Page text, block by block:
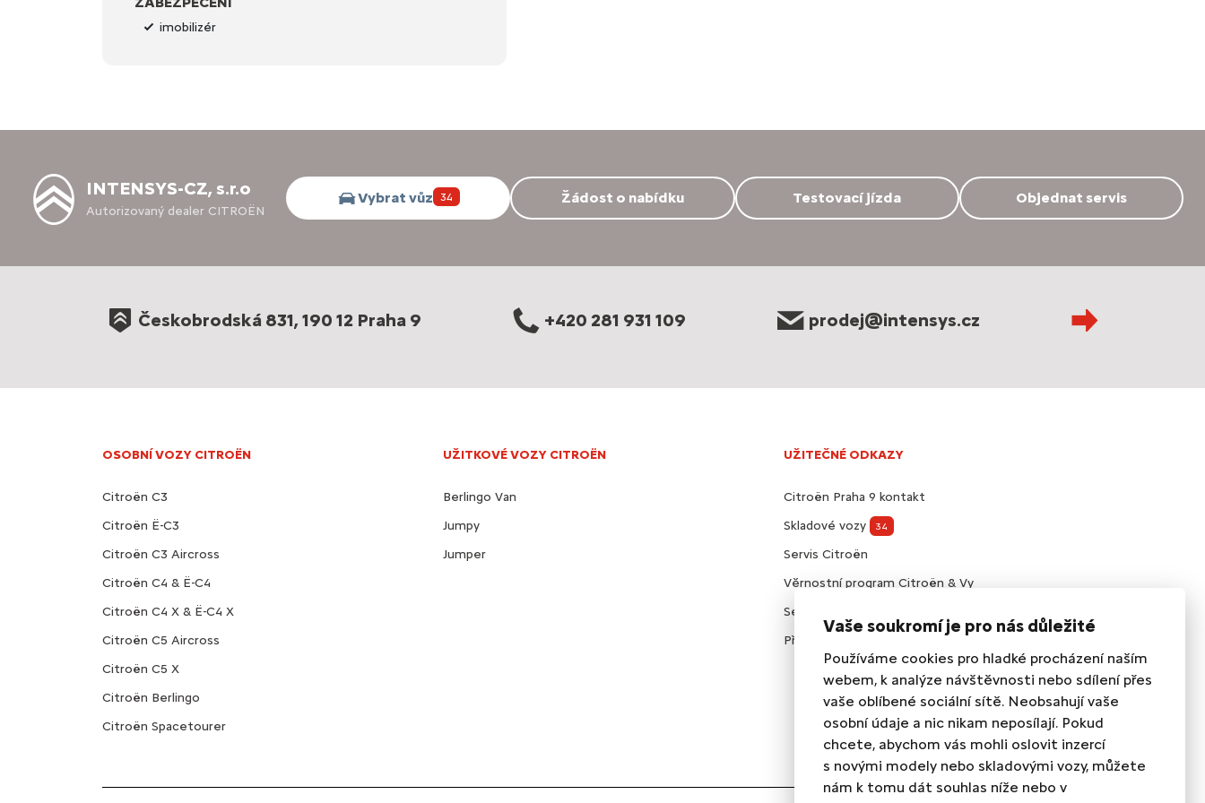
imobilizér
INTENSYS-CZ, s.r.o
Autorizovaný dealer CITROËN
Vybrat vůz 34 Žádost o nabídku Testovací jízda Objednat servis
Českobrodská 831, 190 12 Praha 9 +420 281 931 109 prodej@intensys.cz
OSOBNÍ VOZY CITROËN
Citroën C3
Citroën Ë-C3
Citroën C3 Aircross
Citroën C4 & Ë-C4
Citroën C4 X & Ë-C4 X
Citroën C5 Aircross
Citroën C5 X
Citroën Berlingo
Citroën Spacetourer
UŽITKOVÉ VOZY CITROËN
Berlingo Van
Jumpy
Jumper
UŽITEČNÉ ODKAZY
Citroën Praha 9 kontakt
Skladové vozy
34
Servis Citroën
Věrnostní program Citroën & Vy
Servisní smlouvy Citroën
Příslušenství Citroën
Vaše soukromí je pro nás důležité
Používáme cookies pro hladké procházení naším
webem, k analýze návštěvnosti nebo sdílení přes
vaše oblíbené sociální sítě. Neobsahují vaše
osobní údaje a nic nikam neposílají. Pokud
chcete, abychom vás mohli oslovit inzercí
s novými modely nebo skladovými vozy, můžete
nám k tomu dát souhlas níže nebo v